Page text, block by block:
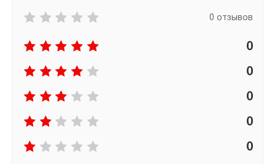
0 отзывов
0
0
0
0
0